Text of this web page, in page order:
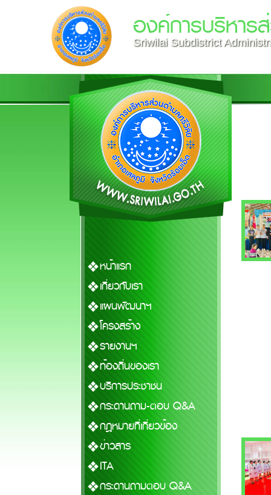
องค์การบริหาร
Sriwilai Subdistrict
หน้าแรก
เกี่ยวกับเรา
แผนพัฒนาฯ
โครงสร้าง
รายงานฯ
ท้องถิ่นของเรา
บริการประชาชน
กระดานถาม-ตอบ Q&A
กฎหมายที่เกี่ยวข้อง
ข่าวสาร
ITA
กระดานถามตอบ Q&A